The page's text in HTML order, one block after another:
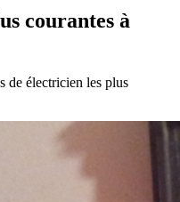
courantes à
de électricien les plus